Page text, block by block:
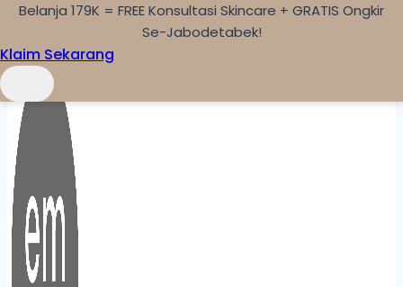
Skip to content
Belanja 179K = FREE Konsultasi Skincare + GRATIS Ongkir
Se-Jabodetabek!
Klaim Sekarang